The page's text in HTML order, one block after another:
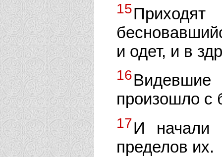
15
и одет, и в
16Видевшие
произошло с
17И начали
пределов их.